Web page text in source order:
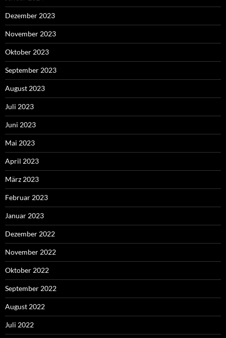
Dezember 2023
November 2023
Oktober 2023
September 2023
August 2023
Juli 2023
Juni 2023
Mai 2023
April 2023
März 2023
Februar 2023
Januar 2023
Dezember 2022
November 2022
Oktober 2022
September 2022
August 2022
Juli 2022